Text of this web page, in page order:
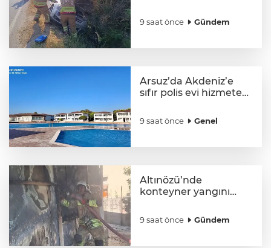
9 saat önce Gündem
Arsuz’da Akdeniz’e
sıfır polis evi hizmete
9 saat önce Genel
Altınözü’nde
konteyner yangını
9 saat önce Gündem